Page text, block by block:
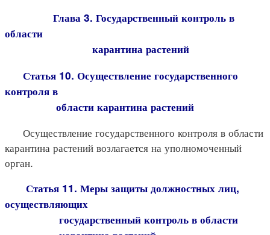
Глава 3. Государственный контроль в
области
карантина растений
Статья 10. Осуществление государственного
контроля в
области карантина растений
Осуществление государственного контроля в области
карантина растений возлагается на уполномоченный
орган.
Статья 11. Меры защиты должностных лиц,
осуществляющих
государственный контроль в области